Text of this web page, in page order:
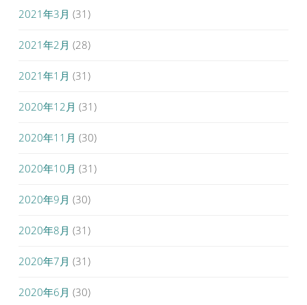
2021年3月 (31)
2021年2月 (28)
2021年1月 (31)
2020年12月 (31)
2020年11月 (30)
2020年10月 (31)
2020年9月 (30)
2020年8月 (31)
2020年7月 (31)
2020年6月 (30)